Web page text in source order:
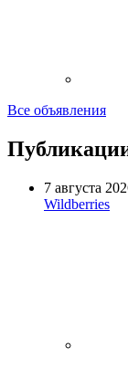
Все объявления
7 августа
Wildberries